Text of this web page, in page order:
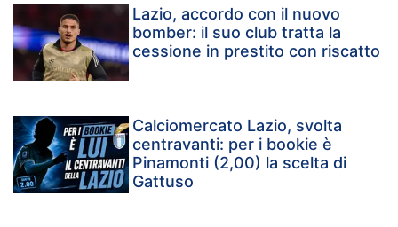
Lazio, accordo con il nuovo
bomber: il suo club tratta la
cessione in prestito con riscatto
Calciomercato Lazio, svolta
centravanti: per i bookie è
Pinamonti (2,00) la scelta di
Gattuso